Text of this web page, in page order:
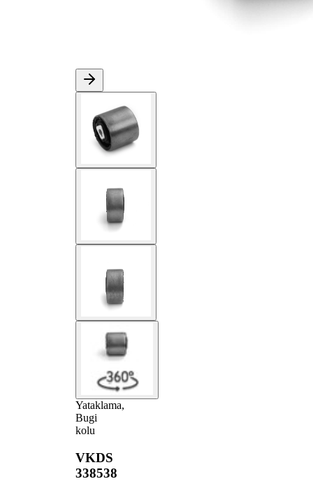
Yataklama,
Bugi
kolu
VKDS
338538